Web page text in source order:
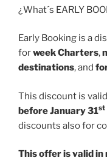
¿What´s EARLY
Early Booking is a
forweek Charters,
destinations, and
This discount is
before January 31st
discounts also for
This offer is valid